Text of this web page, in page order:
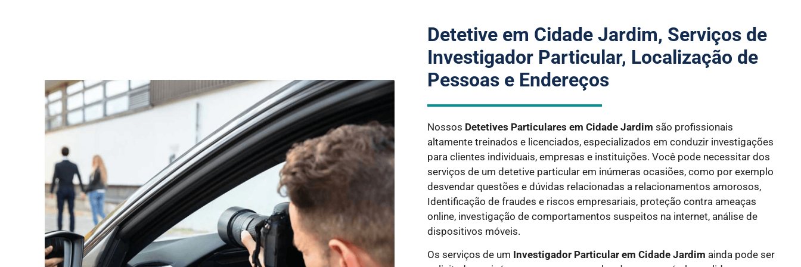
Detetive em Cidade Jardim, Serviços de
Investigador Particular, Localização de
Pessoas e Endereços
Nossos Detetives Particulares em Cidade Jardim são profissionais
altamente treinados e licenciados, especializados em conduzir investigações
para clientes individuais, empresas e instituições. Você pode necessitar dos
serviços de um detetive particular em inúmeras ocasiões, como por exemplo
desvendar questões e dúvidas relacionadas a relacionamentos amorosos,
Identificação de fraudes e riscos empresariais, proteção contra ameaças
online, investigação de comportamentos suspeitos na internet, análise de
dispositivos móveis.
Os serviços de um Investigador Particular em Cidade Jardim ainda pode ser